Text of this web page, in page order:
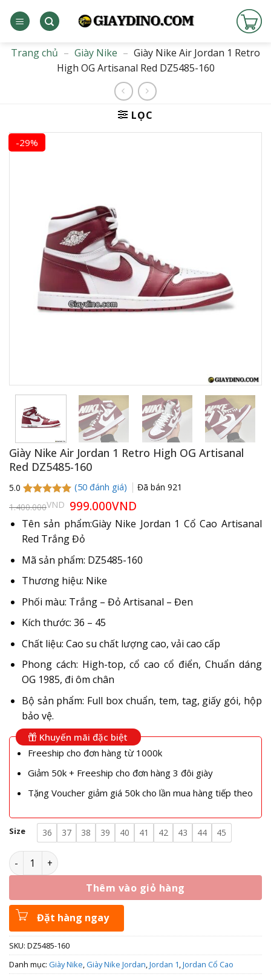
qua
dungTrang chủ – Giày Nike – Giày Nike Air Jordan 1 Retro
High OG Artisanal Red DZ5485-160
LỌC
-29%
Giày Nike Air Jordan 1 Retro High OG Artisanal
Red DZ5485-160
5.0
5.0trên 5
dựa trên
50
đánh giá
(50đánh giá) Đã bán 921
1.400.000VND Giá
gốc
là:
1.400.000VND.
999.000VND
tại
là:
Tên sản phẩm:Giày Nike Jordan 1 Cổ Cao Artisanal
Red Trắng Đỏ
Mã sản phẩm: DZ5485-160
Thương hiệu: Nike
Phối màu: Trắng – Đỏ Artisanal – Đen
Kích thước: 36 – 45
Chất liệu: Cao su chất lượng cao, vải cao cấp
Phong cách: High-top, cổ cao cổ điển, Chuẩn dáng
OG 1985, đi ôm chân
Bộ sản phẩm: Full box chuẩn, tem, tag, giấy gói, hộp
bảo vệ.
Khuyến mãi đặc biệt
Freeship cho đơn hàng từ 1000k
Giảm 50k + Freeship cho đơn hàng 3 đôi giày
Tặng Voucher giảm giá 50k cho lần mua hàng tiếp theo
Size 36 37 38 39 40 41 42 43 44 45
Giày Nike Air Jordan 1 Retro High OG Artisanal Red
Thêm vào giỏ hàng
Đặt hàng ngay
SKU: DZ5485-160
Danh mục: Giày Nike, Giày Nike Jordan,Jordan 1,Jordan Cổ Cao